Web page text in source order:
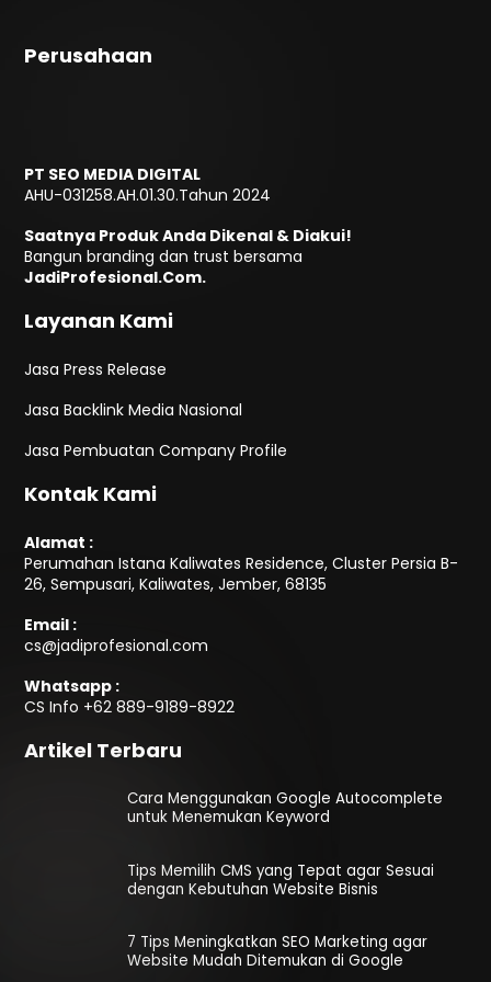
Perusahaan
PT SEO MEDIA DIGITAL
AHU-031258.AH.01.30.Tahun 2024
Saatnya Produk Anda Dikenal & Diakui!
Bangun branding dan trust bersama
JadiProfesional.Com.
Layanan Kami
Jasa Press Release
Jasa Backlink Media Nasional
Jasa Pembuatan Company Profile
Kontak Kami
Alamat :
Perumahan Istana Kaliwates Residence, Cluster Persia B-
26, Sempusari, Kaliwates, Jember, 68135
Email :
cs@jadiprofesional.com
Whatsapp :
CS Info +62 889-9189-8922
Artikel Terbaru
Cara Menggunakan Google Autocomplete
untuk Menemukan Keyword
Tips Memilih CMS yang Tepat agar Sesuai
dengan Kebutuhan Website Bisnis
7 Tips Meningkatkan SEO Marketing agar
Website Mudah Ditemukan di Google